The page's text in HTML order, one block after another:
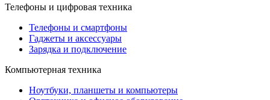
Телефоны и цифровая техника
Телефоны и смартфоны
Гаджеты и аксессуары
Зарядка и подключение
Компьютерная техника
Ноутбуки, планшеты и компьютеры